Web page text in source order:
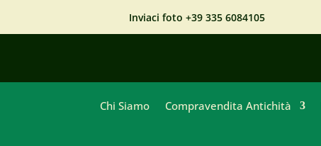
Inviaci foto +39 335 6084105
Chi Siamo Compravendita Antichità